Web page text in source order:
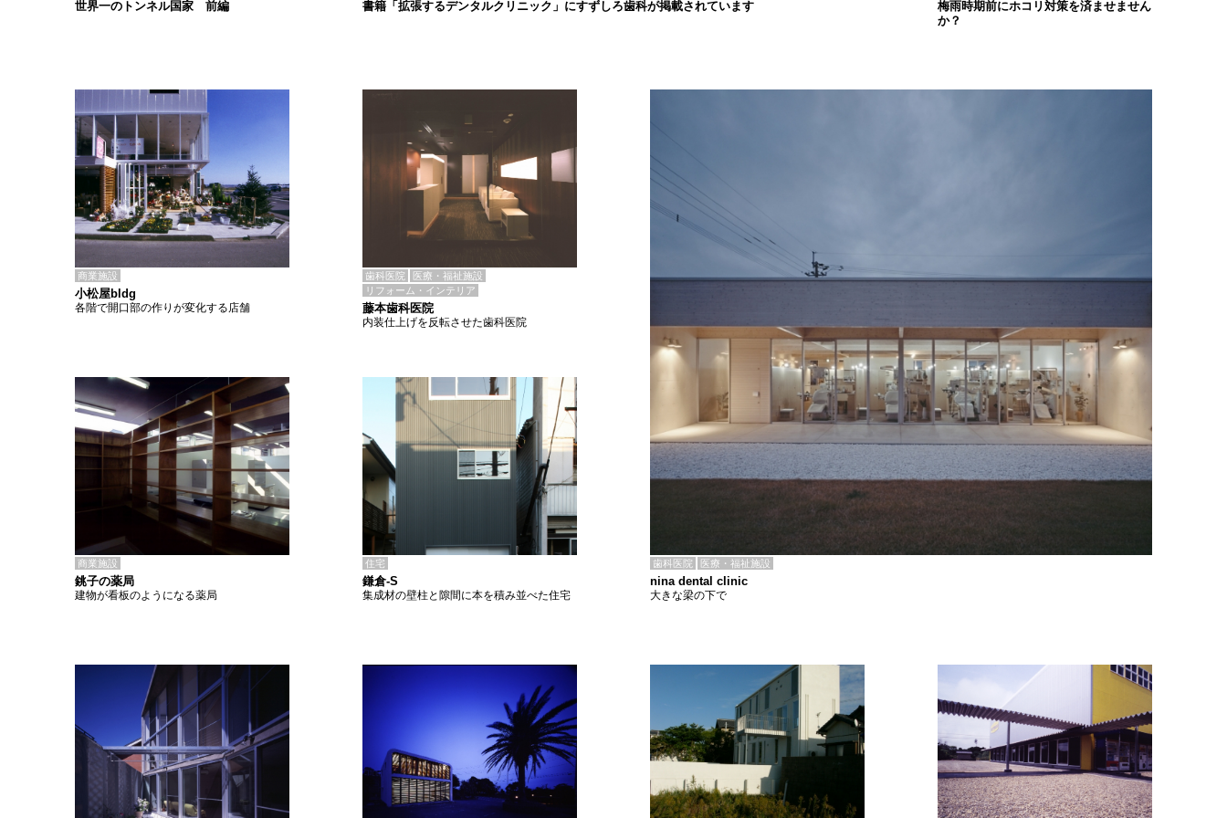
書籍「拡張するデンタルクリニック」にすずしろ歯科が掲載されています
世界一のトンネル国家 前編
梅雨時期前にホコリ対策を済ませません
か？
商業施設
小松屋bldg
各階で開口部の作りが変化する店舗
歯科医院
医療・福祉施設
リフォーム・インテリア
藤本歯科医院
内装仕上げを反転させた歯科医院
商業施設
銚子の薬局
建物が看板のようになる薬局
住宅
鎌倉-S
集成材の壁柱と隙間に本を積み並べた住宅
歯科医院 医療・福祉施設
nina dental clinic
大きな梁の下で